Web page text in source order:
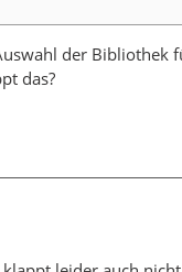
der Bibliothek
das?